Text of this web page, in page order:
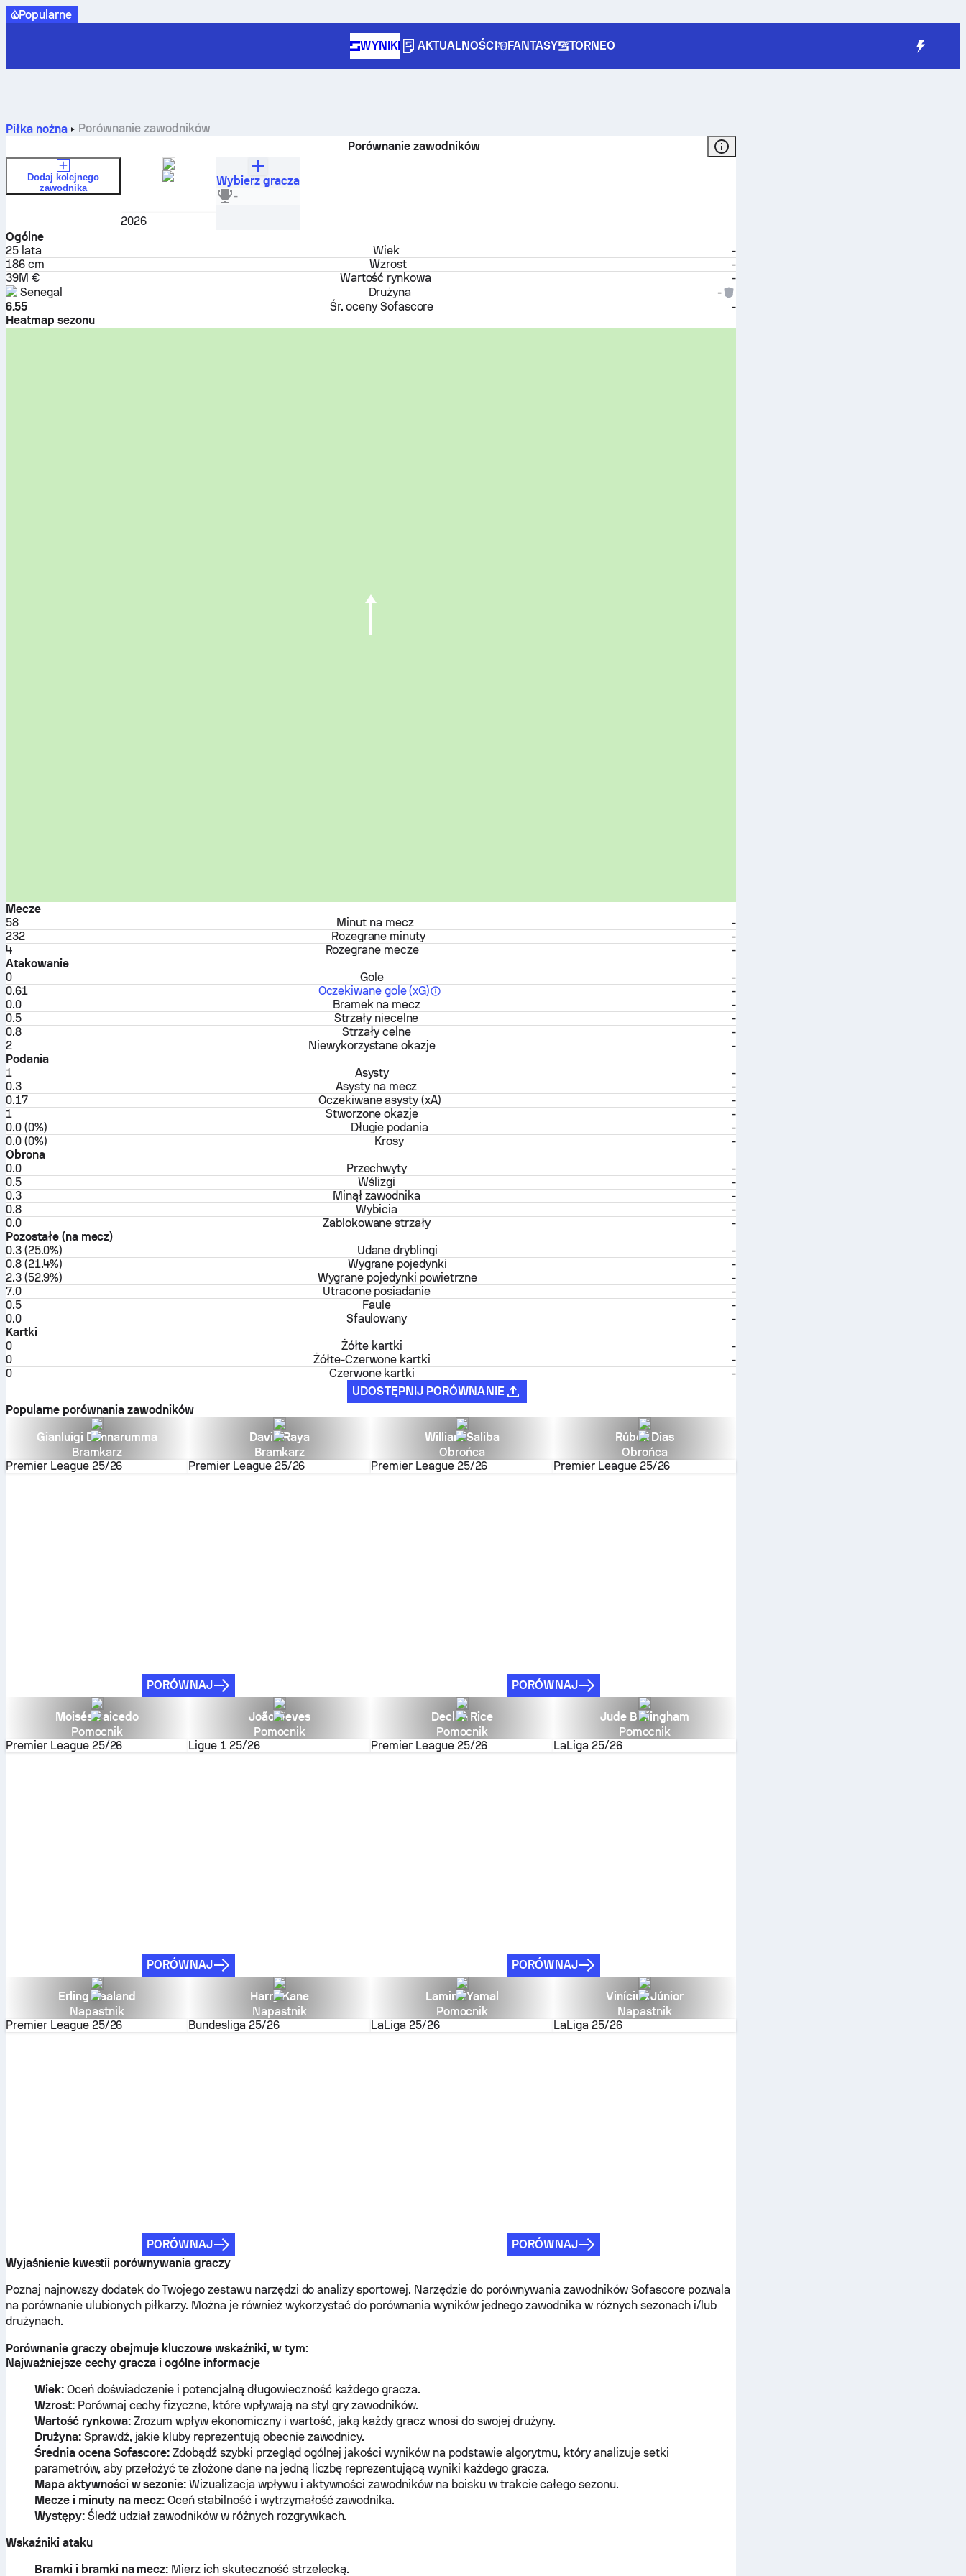
Popularne
WYNIKI AKTUALNOŚCI FANTASY TORNEO
Piłka nożna
Porównanie zawodników
Porównanie zawodników
Dodaj kolejnego
zawodnika
2026
Wybierz gracza
-
Ogólne
25 lata Wiek
-
186 cm
Wzrost
-
39M €
Wartość rynkowa
-
Senegal
Drużyna
-
6.55
Śr. oceny Sofascore
-
Heatmap sezonu
Mecze
58
Minut na mecz
-
232
Rozegrane minuty
-
4
Rozegrane mecze
-
Atakowanie
0
Gole
-
0.61
Oczekiwane gole (xG)
-
0.0
Bramek na mecz
-
0.5
Strzały niecelne
-
0.8
Strzały celne
-
2
Niewykorzystane okazje
-
Podania
1
Asysty
-
0.3
Asysty na mecz
-
0.17
Oczekiwane asysty (xA)
-
1
Stworzone okazje
-
0.0 (0%)
Długie podania
-
0.0 (0%)
Krosy
-
Obrona
0.0
Przechwyty
-
0.5
Wślizgi
-
0.3
Minął zawodnika
-
0.8
Wybicia
-
0.0
Zablokowane strzały
-
Pozostałe (na mecz)
0.3 (25.0%)
Udane dryblingi
-
0.8 (21.4%)
Wygrane pojedynki
-
2.3 (52.9%)
Wygrane pojedynki powietrzne
-
7.0
Utracone posiadanie
-
0.5
Faule
-
0.0
Sfaulowany
-
Kartki
0
Żółte kartki
-
0
Żółte-Czerwone kartki
-
0
Czerwone kartki
-
UDOSTĘPNIJ PORÓWNANIE
Popularne porównania zawodników
Gianluigi Donnarumma
Bramkarz
Premier League 25/26
David Raya
Bramkarz
Premier League 25/26
PORÓWNAJ
William Saliba
Obrońca
Premier League 25/26
Rúben Dias
Obrońca
Premier League 25/26
PORÓWNAJ
Moisés Caicedo
Pomocnik
Premier League 25/26
João Neves
Pomocnik
Ligue 1 25/26
PORÓWNAJ
Declan Rice
Pomocnik
Premier League 25/26
Jude Bellingham
Pomocnik
LaLiga 25/26
PORÓWNAJ
Erling Haaland
Napastnik
Premier League 25/26
Harry Kane
Napastnik
Bundesliga 25/26
PORÓWNAJ
Lamine Yamal
Pomocnik
LaLiga 25/26
Vinícius Júnior
Napastnik
LaLiga 25/26
PORÓWNAJ
Wyjaśnienie kwestii porównywania graczy
Poznaj najnowszy dodatek do Twojego zestawu narzędzi do analizy sportowej. Narzędzie do porównywania zawodników Sofascore pozwala
na porównanie ulubionych piłkarzy. Można je również wykorzystać do porównania wyników jednego zawodnika w różnych sezonach i/lub
drużynach.
Porównanie graczy obejmuje kluczowe wskaźniki, w tym:
Najważniejsze cechy gracza i ogólne informacje
Wiek:Oceń doświadczenie i potencjalną długowieczność każdego gracza.
Wzrost:Porównaj cechy fizyczne, które wpływają na styl gry zawodników.
Wartość rynkowa:Zrozum wpływ ekonomiczny i wartość, jaką każdy gracz wnosi do swojej drużyny.
Drużyna:Sprawdź, jakie kluby reprezentują obecnie zawodnicy.
Średnia ocena Sofascore: Zdobądź szybki przegląd ogólnej jakości wyników na podstawie algorytmu, który analizuje setki
parametrów, aby przełożyć te złożone dane na jedną liczbę reprezentującą wyniki każdego gracza.
Mapa aktywności w sezonie: Wizualizacja wpływu i aktywności zawodników na boisku w trakcie całego sezonu.
Mecze i minuty na mecz: Oceń stabilność i wytrzymałość zawodnika.
Występy:Śledź udział zawodników w różnych rozgrywkach.
Wskaźniki ataku
Bramki i bramki na mecz: Mierz ich skuteczność strzelecką.